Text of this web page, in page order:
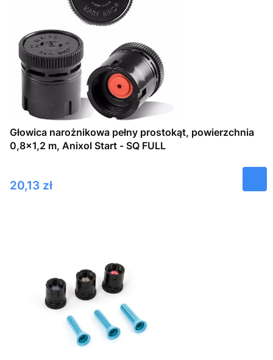
Głowica narożnikowa pełny prostokąt, powierzchnia
0,8×1,2 m, Anixol Start - SQ FULL
Cena
20,13 zł